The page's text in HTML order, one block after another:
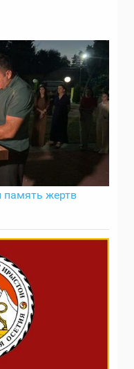
память жертв